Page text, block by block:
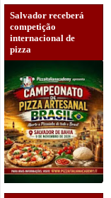
Salvador receberá
competição
internacional de
pizza